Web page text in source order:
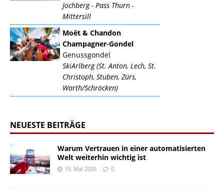
Jochberg - Pass Thurn -
Mittersill
Moët & Chandon
Champagner-Gondel
Genussgondel
SkiArlberg (St. Anton, Lech, St.
Christoph, Stuben, Zürs,
Warth/Schröcken)
NEUESTE BEITRÄGE
Warum Vertrauen in einer automatisierten
Welt weiterhin wichtig ist
19. Mai 2026 0